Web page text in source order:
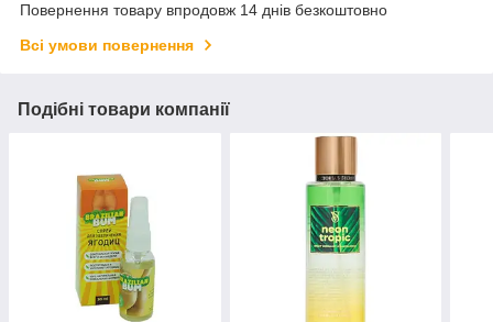
Повернення товару впродовж 14 днів безкоштовно
Всі умови повернення
Подібні товари компанії